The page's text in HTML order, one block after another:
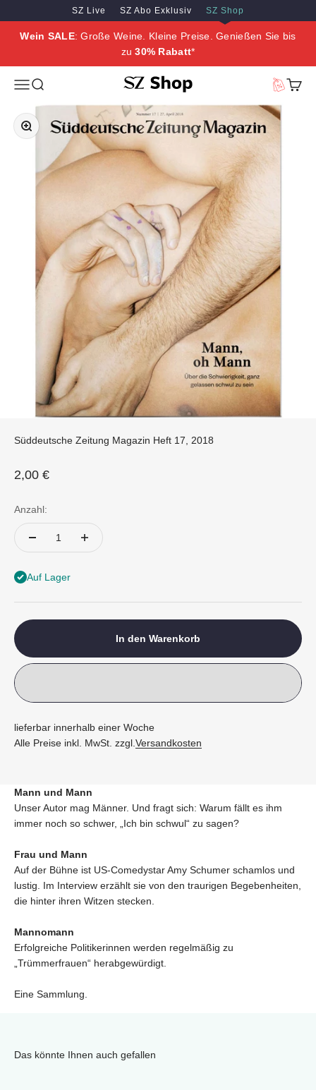
Zum Inhalt springen
Zum Hauptinhalt springen
SZ Live SZ Abo Exklusiv SZ Shop
Wein SALE: Große Weine. Kleine Preise. Genießen Sie bis
zu30% Rabatt*
MenüSuche SZ Erleben
Bild vergrößern
Süddeutsche Zeitung Magazin Heft 17, 2018
Angebot
2,00 €
Anzahl:
Auf Lager
In den Warenkorb
lieferbar innerhalb einer Woche
Alle Preise inkl. MwSt. zzgl.Versandkosten
Mann und Mann
Unser Autor mag Männer. Und fragt sich: Warum fällt es ihm
immer noch so schwer, „Ich bin schwul“ zu sagen?
Frau und Mann
Auf der Bühne ist US-Comedystar Amy Schumer schamlos und
lustig. Im Interview erzählt sie von den traurigen Begebenheiten,
die hinter ihren Witzen stecken.
Mannomann
Erfolgreiche Politikerinnen werden regelmäßig zu
„Trümmerfrauen“ herabgewürdigt.
Eine Sammlung.
Das könnte Ihnen auch gefallen